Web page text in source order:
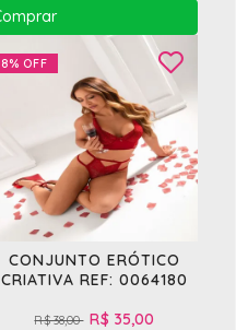
8% OFF
CONJUNTO ERÓTICO
CRIATIVA REF: 0064180
R$ 38,00 R$ 35,00